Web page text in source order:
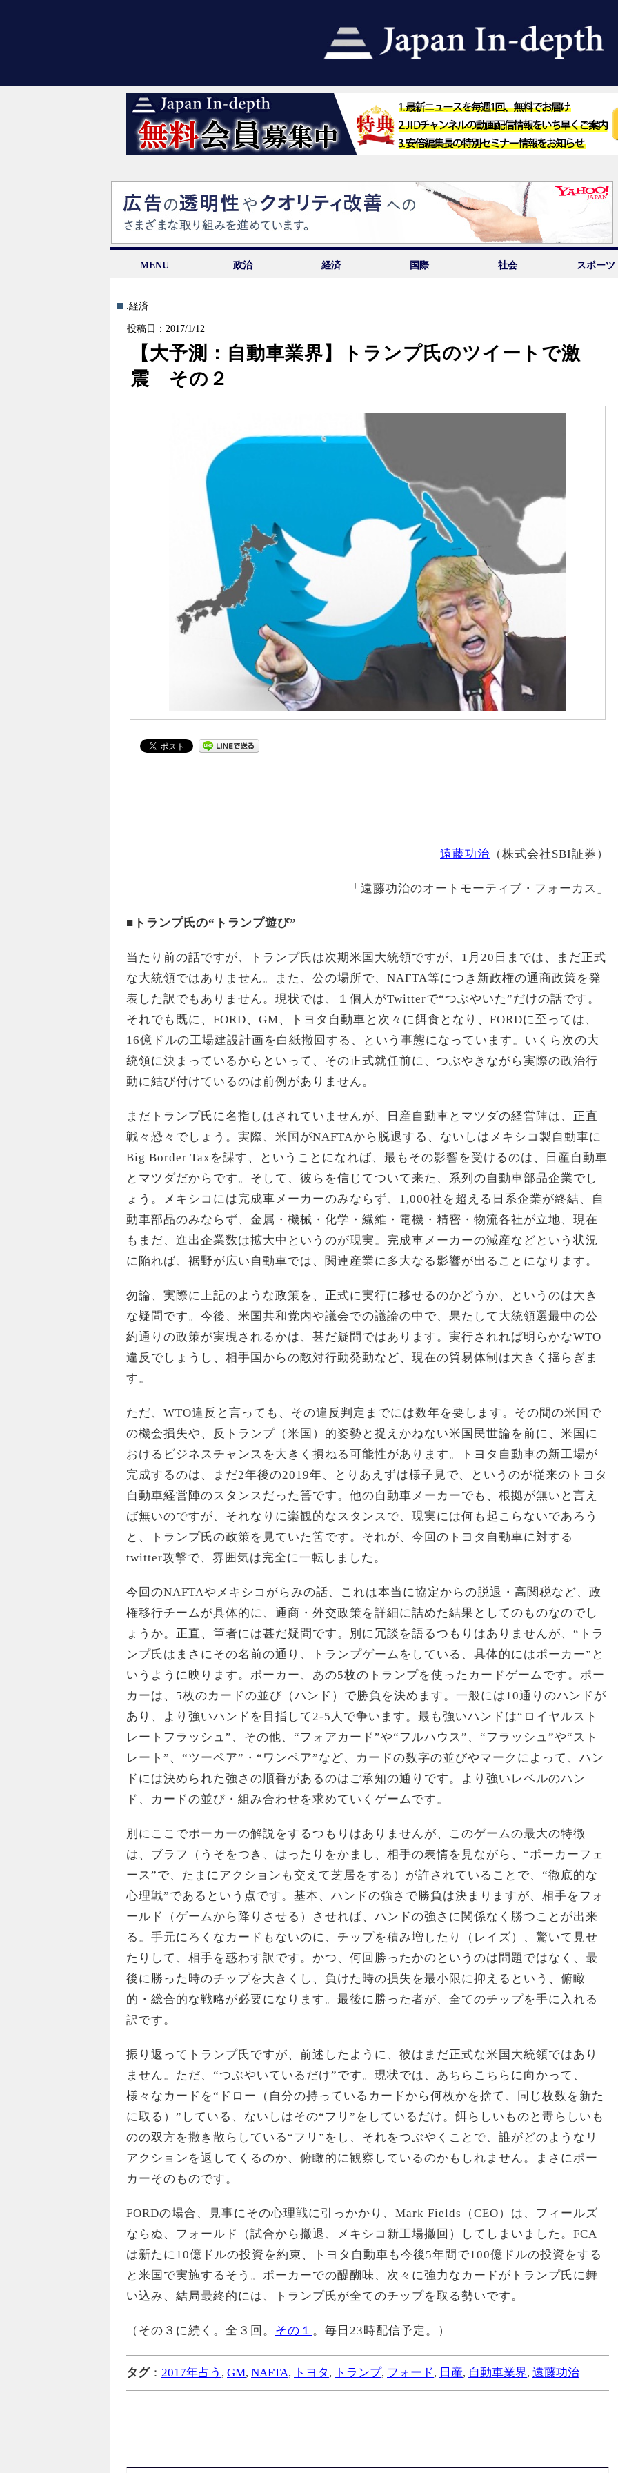
MENU 政治 経済 国際 社会 スポーツ
.経済
投稿日：2017/1/12
【大予測：自動車業界】トランプ氏のツイートで激
震 その２
遠藤功治 （株式会社SBI証券）
「遠藤功治のオートモーティブ・フォーカス」
■トランプ氏の“トランプ遊び”
当たり前の話ですが、トランプ氏は次期米国大統領ですが、1月20日までは、まだ正式
な大統領ではありません。また、公の場所で、NAFTA等につき新政権の通商政策を発
表した訳でもありません。現状では、１個人がTwitterで“つぶやいた”だけの話です。
それでも既に、FORD、GM、トヨタ自動車と次々に餌食となり、FORDに至っては、
16億ドルの工場建設計画を白紙撤回する、という事態になっています。いくら次の大
統領に決まっているからといって、その正式就任前に、つぶやきながら実際の政治行
動に結び付けているのは前例がありません。
まだトランプ氏に名指しはされていませんが、日産自動車とマツダの経営陣は、正直
戦々恐々でしょう。実際、米国がNAFTAから脱退する、ないしはメキシコ製自動車に
Big Border Taxを課す、ということになれば、最もその影響を受けるのは、日産自動車
とマツダだからです。そして、彼らを信じてついて来た、系列の自動車部品企業でし
ょう。メキシコには完成車メーカーのみならず、1,000社を超える日系企業が終結、自
動車部品のみならず、金属・機械・化学・繊維・電機・精密・物流各社が立地、現在
もまだ、進出企業数は拡大中というのが現実。完成車メーカーの減産などという状況
に陥れば、裾野が広い自動車では、関連産業に多大なる影響が出ることになります。
勿論、実際に上記のような政策を、正式に実行に移せるのかどうか、というのは大き
な疑問です。今後、米国共和党内や議会での議論の中で、果たして大統領選最中の公
約通りの政策が実現されるかは、甚だ疑問ではあります。実行されれば明らかなWTO
違反でしょうし、相手国からの敵対行動発動など、現在の貿易体制は大きく揺らぎま
す。
ただ、WTO違反と言っても、その違反判定までには数年を要します。その間の米国で
の機会損失や、反トランプ（米国）的姿勢と捉えかねない米国民世論を前に、米国に
おけるビジネスチャンスを大きく損ねる可能性があります。トヨタ自動車の新工場が
完成するのは、まだ2年後の2019年、とりあえずは様子見で、というのが従来のトヨタ
自動車経営陣のスタンスだった筈です。他の自動車メーカーでも、根拠が無いと言え
ば無いのですが、それなりに楽観的なスタンスで、現実には何も起こらないであろう
と、トランプ氏の政策を見ていた筈です。それが、今回のトヨタ自動車に対する
twitter攻撃で、雰囲気は完全に一転しました。
今回のNAFTAやメキシコがらみの話、これは本当に協定からの脱退・高関税など、政
権移行チームが具体的に、通商・外交政策を詳細に詰めた結果としてのものなのでし
ょうか。正直、筆者には甚だ疑問です。別に冗談を語るつもりはありませんが、“トラ
ンプ氏はまさにその名前の通り、トランプゲームをしている、具体的にはポーカー”と
いうように映ります。ポーカー、あの5枚のトランプを使ったカードゲームです。ポー
カーは、5枚のカードの並び（ハンド）で勝負を決めます。一般には10通りのハンドが
あり、より強いハンドを目指して2-5人で争います。最も強いハンドは“ロイヤルスト
レートフラッシュ”、その他、“フォアカード”や“フルハウス”、“フラッシュ”や“スト
レート”、“ツーペア”・“ワンペア”など、カードの数字の並びやマークによって、ハン
ドには決められた強さの順番があるのはご承知の通りです。より強いレベルのハン
ド、カードの並び・組み合わせを求めていくゲームです。
別にここでポーカーの解説をするつもりはありませんが、このゲームの最大の特徴
は、ブラフ（うそをつき、はったりをかまし、相手の表情を見ながら、“ポーカーフェ
ース”で、たまにアクションも交えて芝居をする）が許されていることで、“徹底的な
心理戦”であるという点です。基本、ハンドの強さで勝負は決まりますが、相手をフォ
ールド（ゲームから降りさせる）させれば、ハンドの強さに関係なく勝つことが出来
る。手元にろくなカードもないのに、チップを積み増したり（レイズ）、驚いて見せ
たりして、相手を惑わす訳です。かつ、何回勝ったかのというのは問題ではなく、最
後に勝った時のチップを大きくし、負けた時の損失を最小限に抑えるという、俯瞰
的・総合的な戦略が必要になります。最後に勝った者が、全てのチップを手に入れる
訳です。
振り返ってトランプ氏ですが、前述したように、彼はまだ正式な米国大統領ではあり
ません。ただ、“つぶやいているだけ”です。現状では、あちらこちらに向かって、
様々なカードを“ドロー（自分の持っているカードから何枚かを捨て、同じ枚数を新た
に取る）”している、ないしはその“フリ”をしているだけ。餌らしいものと毒らしいも
のの双方を撒き散らしている“フリ”をし、それをつぶやくことで、誰がどのようなリ
アクションを返してくるのか、俯瞰的に観察しているのかもしれません。まさにポー
カーそのものです。
FORDの場合、見事にその心理戦に引っかかり、Mark Fields（CEO）は、フィールズ
ならぬ、フォールド（試合から撤退、メキシコ新工場撤回）してしまいました。FCA
は新たに10億ドルの投資を約束、トヨタ自動車も今後5年間で100億ドルの投資をする
と米国で実施するそう。ポーカーでの醍醐味、次々に強力なカードがトランプ氏に舞
い込み、結局最終的には、トランプ氏が全てのチップを取る勢いです。
（その３に続く。全３回。 その１ 。毎日23時配信予定。）
タグ： 2017年占う , GM, NAFTA, トヨタ , トランプ, フォード, 日産, 自動車業界, 遠藤功治